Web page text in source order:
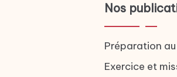
Nos
Préparation
Exercice et